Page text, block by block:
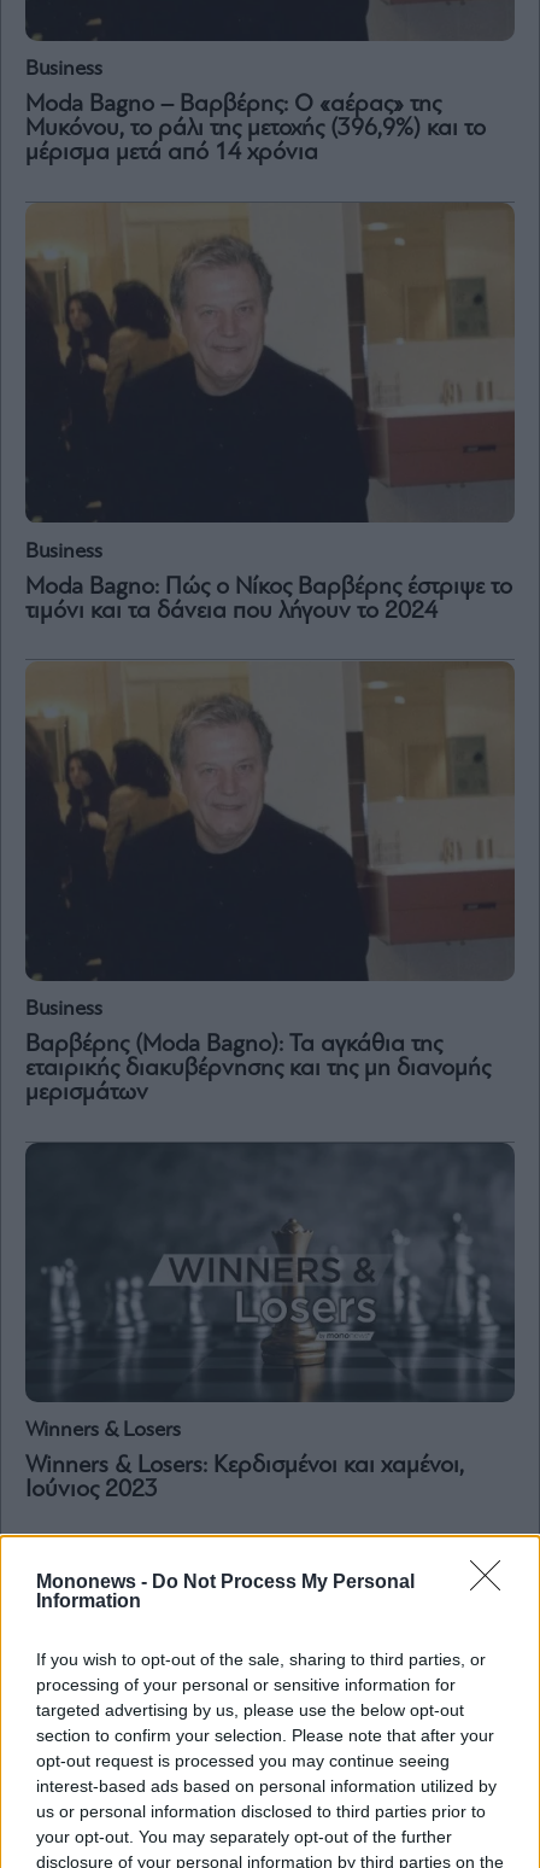
Mononews - Do Not Process My Personal
Information
If you wish to opt-out of the sale, sharing to third parties, or
processing of your personal or sensitive information for
targeted advertising by us, please use the below opt-out
section to confirm your selection. Please note that after your
opt-out request is processed you may continue seeing
interest-based ads based on personal information utilized by
us or personal information disclosed to third parties prior to
your opt-out. You may separately opt-out of the further
disclosure of your personal information by third parties on the
Business
Moda Bagno – Βαρβέρης: Ο «αέρας» της
Μυκόνου, το ράλι της μετοχής (396,9%) και το
μέρισμα μετά από 14 χρόνια
Business
Μοda Bagno: Πώς ο Νίκος Βαρβέρης έστριψε το
τιμόνι και τα δάνεια που λήγουν το 2024
Business
Βαρβέρης (Moda Bagno): Τα αγκάθια της
εταιρικής διακυβέρνησης και της μη διανομής
μερισμάτων
Winners & Losers
Winners & Losers: Κερδισμένοι και χαμένοι,
Ιούνιος 2023